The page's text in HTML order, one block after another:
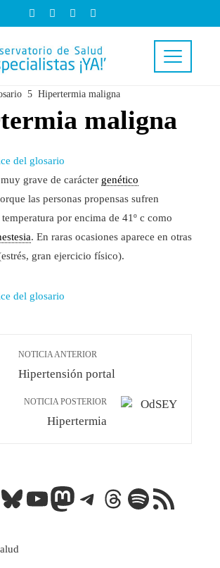
Hipertermia maligna
maligna
del glosario
grave de carácter genético
las personas propensas sufren
por encima de 41º c como
. En raras ocasiones aparece en otras
gran ejercicio físico).
del glosario
NOTICIA ANTERIOR
Hipertensión portal
NOTICIA POSTERIOR
Hipertermia
Bluesky
YouTube
Mastodon
Telegram
Threads
Spotify
Feed RSS